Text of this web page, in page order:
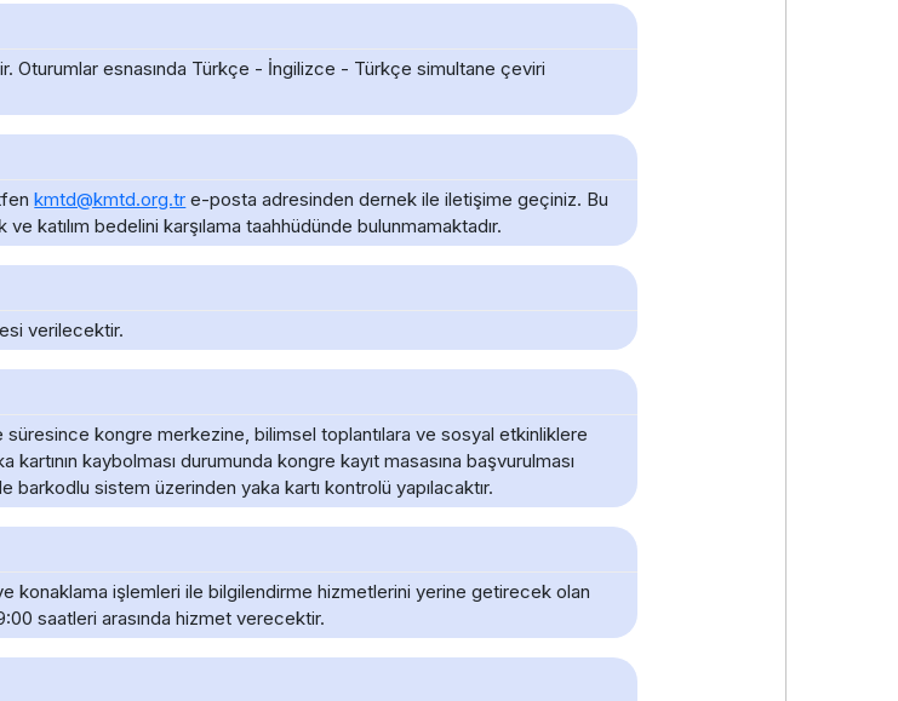
Oturumlar esnasında Türkçe - İngilizce - Türkçe simultane çeviri
kmtd@kmtd.org.tr e-posta adresinden dernek ile iletişime geçiniz. Bu
katılım bedelini karşılama taahhüdünde bulunmamaktadır.
verilecektir.
süresince kongre merkezine, bilimsel toplantılara ve sosyal etkinliklere
kartının kaybolması durumunda kongre kayıt masasına başvurulması
sistem üzerinden yaka kartı kontrolü yapılacaktır.
konaklama işlemleri ile bilgilendirme hizmetlerini yerine getirecek olan
saatleri arasında hizmet verecektir.